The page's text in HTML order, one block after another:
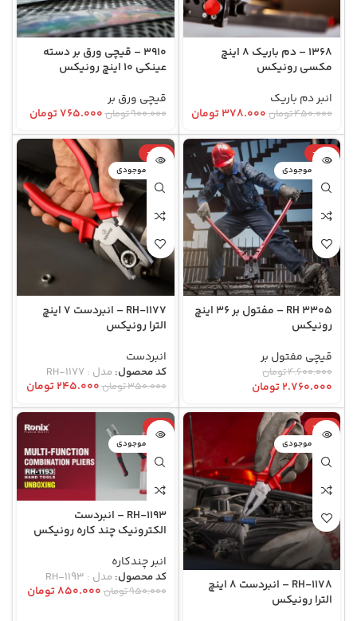
1368 – دم باریک 8 اینچ
مکسی رونیکس
انبر دم باریک
۴۵۰.۰۰۰تومان ۳۷۸.۰۰۰تومان
3910 – قیچی ورق بر دسته
عینکی 10 اینچ رونیکس
قیچی ورق بر
۹۰۰.۰۰۰تومان۷۶۵.۰۰۰ تومان
-40%
اتمام موجودی
RH 3305 – مفتول بر 36 اینچ
رونیکس
قیچی مفتول بر
۴.۶۰۰.۰۰۰تومان
۲.۷۶۰.۰۰۰تومان
-30%
اتمام موجودی
RH-1177 – انبردست 7 اینچ
الترا رونیکس
انبردست
کد محصول: مدل : RH-1177
۳۵۰.۰۰۰تومان۲۴۵.۰۰۰ تومان
-30%
اتمام موجودی
RH-1178 – انبردست 8 اینچ
الترا رونیکس
-11%
اتمام موجودی
RH-1193 – انبردست
الکترونیک چند کاره رونیکس
انبر چندکاره
کد محصول: مدل : RH-1193
۹۵۰.۰۰۰تومان۸۵۰.۰۰۰ تومان